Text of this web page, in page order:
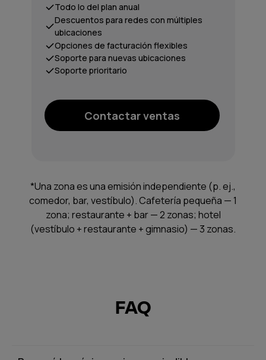
*Una zona es una emisión independiente (p. ej.,
comedor, bar, vestíbulo). Cafetería pequeña — 1
zona; restaurante + bar — 2 zonas; hotel
(vestíbulo + restaurante + gimnasio) — 3 zonas.
Contactar ventas
Todo lo del plan anual
Descuentos para redes con múltiples
ubicaciones
Opciones de facturación flexibles
Soporte para nuevas ubicaciones
Soporte prioritario
FAQ